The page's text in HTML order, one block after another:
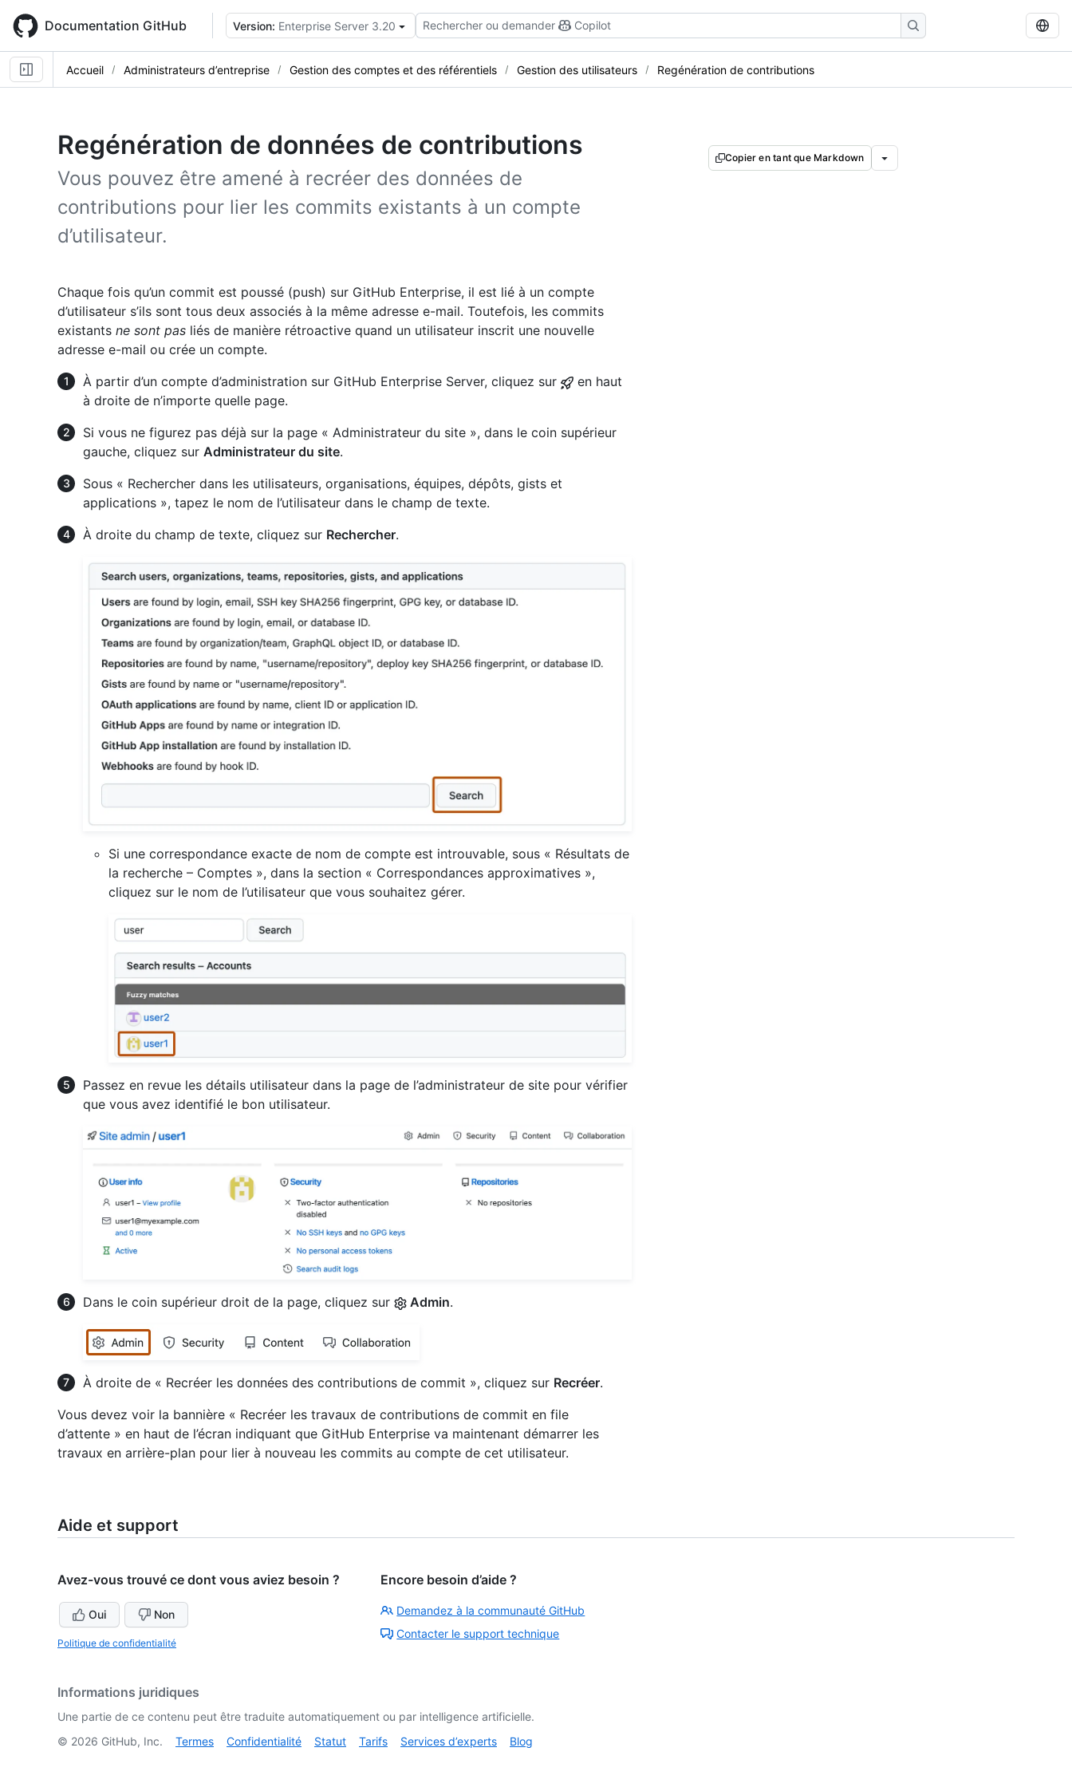
main
content
Documentation GitHub Version: Enterprise Server 3.20 Rechercher ou demander Copilot
Accueil Administrateurs d’entreprise Gestion des comptes et des référentiels Gestion des utilisateurs Regénération de contributions
Regénération de données de contributions
Vous pouvez être amené à recréer des données de
contributions pour lier les commits existants à un compte
d’utilisateur.
Copier en tant que Markdown
Chaque fois qu’un commit est poussé (push) sur GitHub Enterprise, il est lié à un compte
d’utilisateur s’ils sont tous deux associés à la même adresse e-mail. Toutefois, les commits
existants ne sont pas liés de manière rétroactive quand un utilisateur inscrit une nouvelle
adresse e-mail ou crée un compte.
À partir d’un compte d’administration sur GitHub Enterprise Server, cliquez sur
en haut
à droite de n’importe quelle page.
Si vous ne figurez pas déjà sur la page « Administrateur du site », dans le coin supérieur
gauche, cliquez sur Administrateur du site.
Sous « Rechercher dans les utilisateurs, organisations, équipes, dépôts, gists et
applications », tapez le nom de l’utilisateur dans le champ de texte.
À droite du champ de texte, cliquez sur Rechercher.
Si une correspondance exacte de nom de compte est introuvable, sous « Résultats de
la recherche – Comptes », dans la section « Correspondances approximatives »,
cliquez sur le nom de l’utilisateur que vous souhaitez gérer.
Passez en revue les détails utilisateur dans la page de l’administrateur de site pour vérifier
que vous avez identifié le bon utilisateur.
Dans le coin supérieur droit de la page, cliquez sur Admin.
À droite de « Recréer les données des contributions de commit », cliquez sur Recréer.
Vous devez voir la bannière « Recréer les travaux de contributions de commit en file
d’attente » en haut de l’écran indiquant que GitHub Enterprise va maintenant démarrer les
travaux en arrière-plan pour lier à nouveau les commits au compte de cet utilisateur.
Aide et support
Avez-vous trouvé ce dont vous aviez besoin ?
Oui Non
Politique de confidentialité
Encore besoin d’aide ?
Demandez à la communauté GitHub
Contacter le support technique
Informations juridiques
Une partie de ce contenu peut être traduite automatiquement ou par intelligence artificielle.
© 2026 GitHub, Inc. Termes Confidentialité Statut Tarifs Services d’experts Blog